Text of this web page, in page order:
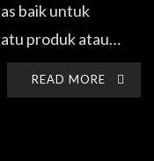
baik untuk
produk atau…
READ MORE